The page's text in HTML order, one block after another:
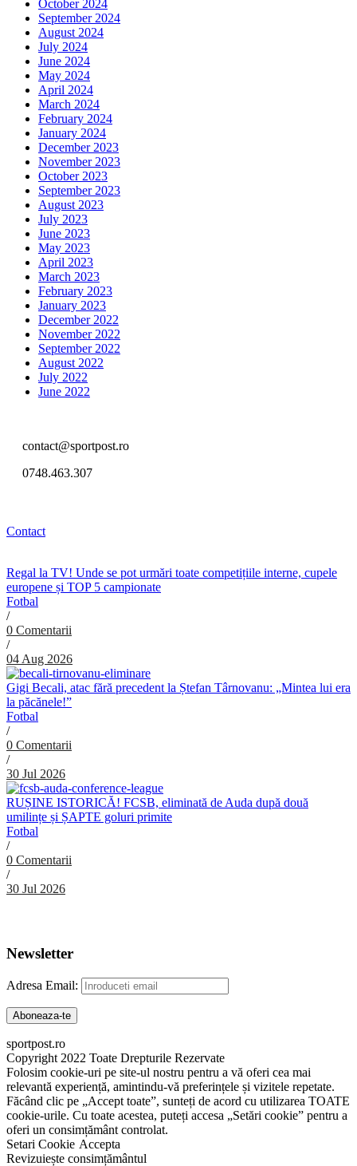
October 2024
September 2024
August 2024
July 2024
June 2024
May 2024
April 2024
March 2024
February 2024
January 2024
December 2023
November 2023
October 2023
September 2023
August 2023
July 2023
June 2023
May 2023
April 2023
March 2023
February 2023
January 2023
December 2022
November 2022
September 2022
August 2022
July 2022
June 2022
contact@sportpost.ro
0748.463.307
Contact
Regal la TV! Unde se pot urmări toate competițiile interne, cupele
europene și TOP 5 campionate
Fotbal
/
0 Comentarii
/
04 Aug 2026
Gigi Becali, atac fără precedent la Ștefan Târnovanu: „Mintea lui era
la păcănele!”
Fotbal
/
0 Comentarii
/
30 Jul 2026
RUȘINE ISTORICĂ! FCSB, eliminată de Auda după două
umilințe și ȘAPTE goluri primite
Fotbal
/
0 Comentarii
/
30 Jul 2026
Newsletter
Adresa Email:
sportpost.ro
Copyright 2022 Toate Drepturile Rezervate
Folosim cookie-uri pe site-ul nostru pentru a vă oferi cea mai
relevantă experiență, amintindu-vă preferințele și vizitele repetate.
Făcând clic pe „Accept toate”, sunteți de acord cu utilizarea TOATE
cookie-urile. Cu toate acestea, puteți accesa „Setări cookie” pentru a
oferi un consimțământ controlat.
Setari Cookie Accepta
Revizuiește consimțământul